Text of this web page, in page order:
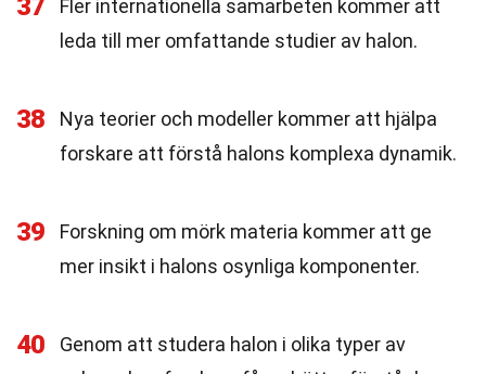
37
Fler internationella samarbeten kommer att
leda till mer omfattande studier av halon.
38
Nya teorier och modeller kommer att hjälpa
forskare att förstå halons komplexa dynamik.
39
Forskning om mörk materia kommer att ge
mer insikt i halons osynliga komponenter.
40
Genom att studera halon i olika typer av